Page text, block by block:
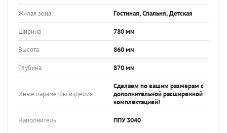
Жилая зона Гостиная, Спальня, Детская
Ширина 780 мм
Высота 860 мм
Глубина 870 мм
Иные параметры изделия
Сделаем по вашим размерам с
дополнительной расширенной
комплектацией!
Наполнитель ППУ 3040